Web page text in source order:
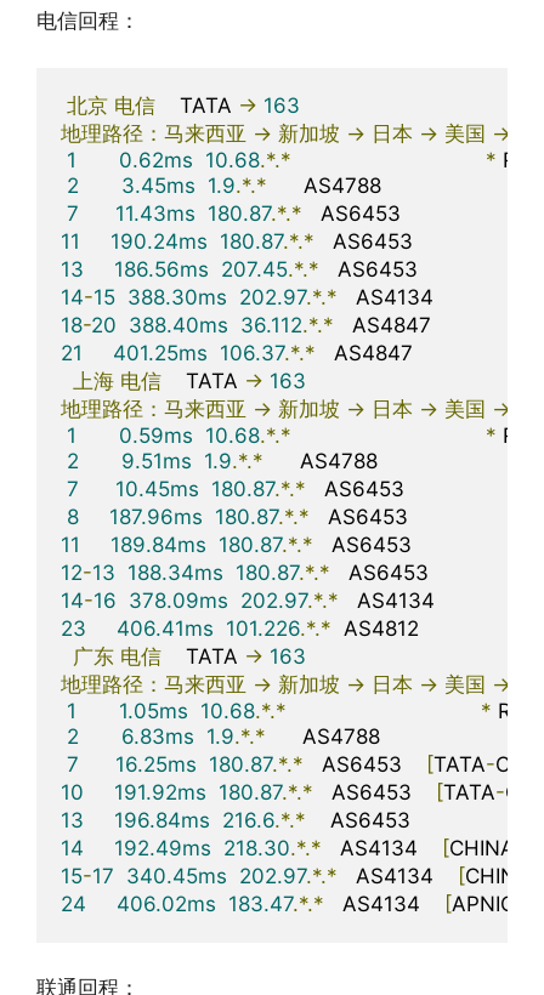
电信回程：
北京 电信
    TATA
-> 163
地理路径：马来西亚 -> 新加坡 -> 日本 -> 美国 ->
1
0.62ms 10.68.*.* *
2
3.45ms 1.9.*.*
      AS4788
7
11.43ms 180.87.*.*
   AS6453
11
190.24ms 180.87.*.*
13
186.56ms 207.45.*.*
14-15 388.30ms 202.97.*.*
18-20 388.40ms 36.112.*.*
21
401.25ms 106.37.*.*
上海 电信
    TATA
-> 163
地理路径：马来西亚 -> 新加坡 -> 日本 -> 美国 ->
1
0.59ms 10.68.*.* *
2
9.51ms 1.9.*.*
      AS4788
7
10.45ms 180.87.*.*
   AS6453
8
187.96ms 180.87.*.*
   AS6453
11
189.84ms 180.87.*.*
   AS6453
12-13 188.34ms 180.87.*.*
14-16 378.09ms 202.97.*.*
23
406.41ms 101.226.*.*
广东 电信
    TATA
-> 163
地理路径：马来西亚 -> 新加坡 -> 日本 -> 美国 ->
1
1.05ms 10.68.*.* *
2
6.83ms 1.9.*.*
      AS4788
7
16.25ms 180.87.*.*
   AS6453
[TATA-
10
191.92ms 180.87.*.*
   AS6453
[TATA-
13
196.84ms 216.6.*.*
    AS6453
14
192.49ms 218.30.*.*
   AS4134
[
15-17 340.45ms 202.97.*.*
   AS4134
[
24
406.02ms 183.47.*.*
   AS4134
[APNIC
联通回程：